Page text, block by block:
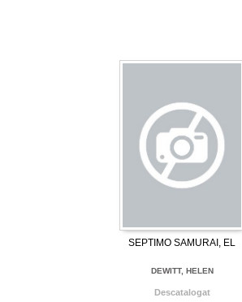
SEPTIMO SAMURAI, EL
DEWITT, HELEN
Descatalogat